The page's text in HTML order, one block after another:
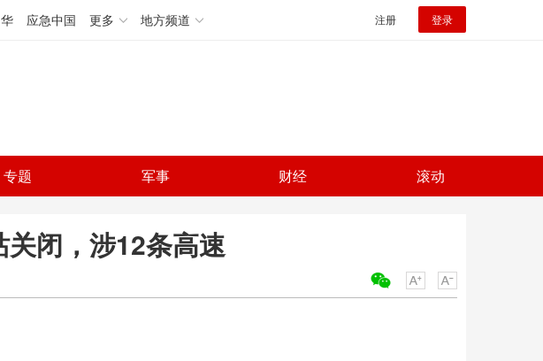
应急中国 更多 地方频道 注册 登录
专题 军事 财经 滚动
闭，涉12条高速